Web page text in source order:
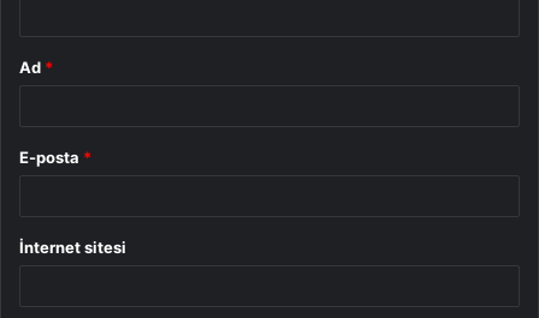
Ad *
E-posta *
İnternet sitesi